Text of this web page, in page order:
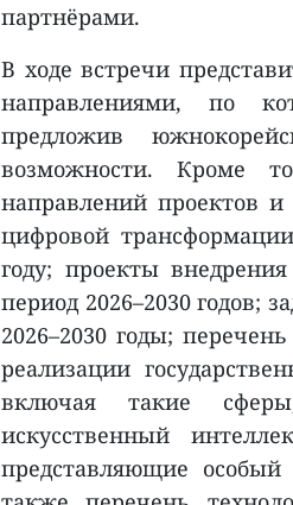
партнёрами.
В ходе встречи
направлениями, по
предложив
возможности. Кроме
направлений проектов
цифровой
году; проекты
период 2026–2030 годов;
2026–2030 годы;
реализации
включая такие
искусственный
представляющие